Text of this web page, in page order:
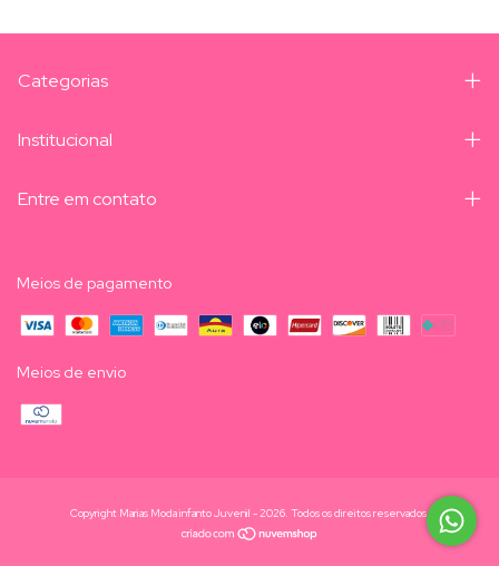
Categorias
Institucional
Entre em contato
Meios de pagamento
Meios de envio
Copyright Marias Moda infanto Juvenil - 2026. Todos os direitos reservados.